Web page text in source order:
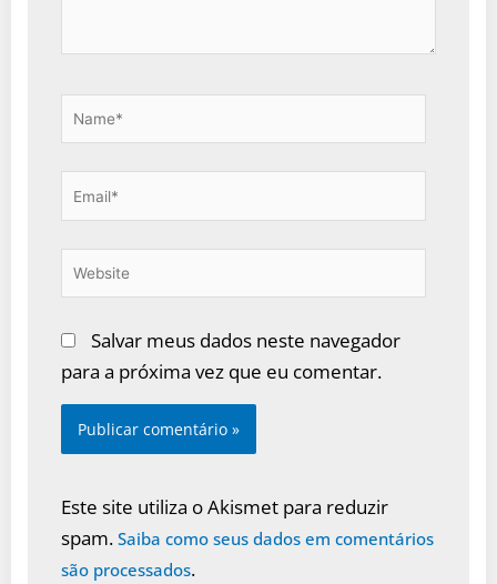
Name*
Email*
Website
Salvar meus dados neste navegador
para a próxima vez que eu comentar.
Este site utiliza o Akismet para reduzir
spam. Saiba como seus dados em comentários
são processados.